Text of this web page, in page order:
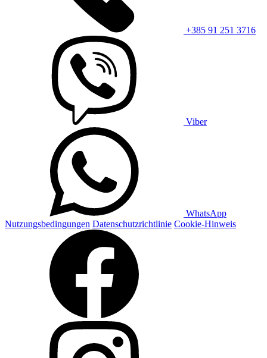
+385 91 251 3716
Viber
WhatsApp
Nutzungsbedingungen Datenschutzrichtlinie Cookie-Hinweis